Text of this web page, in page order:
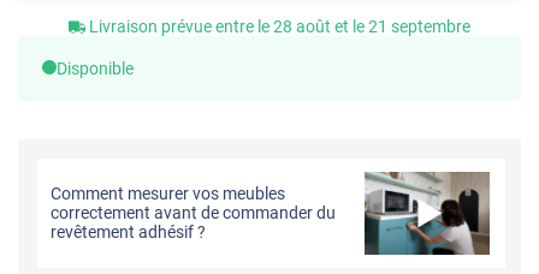
Livraison prévue entre le 28 août et le 21 septembre
Disponible
Comment mesurer vos meubles
correctement avant de commander du
revêtement adhésif ?